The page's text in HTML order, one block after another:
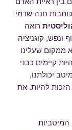
חנה שדמי
רואה
קוגניציה
ממקום שעלינו
קיימים כבני
יכולתנו,
להיות. את